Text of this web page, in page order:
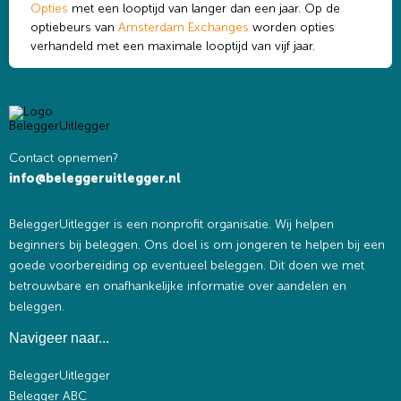
Opties met een looptijd van langer dan een jaar. Op de
optiebeurs van Amsterdam Exchanges worden opties
verhandeld met een maximale looptijd van vijf jaar.
Contact opnemen?
info@beleggeruitlegger.nl
BeleggerUitlegger is een nonprofit organisatie. Wij helpen
beginners bij beleggen. Ons doel is om jongeren te helpen bij een
goede voorbereiding op eventueel beleggen. Dit doen we met
betrouwbare en onafhankelijke informatie over aandelen en
beleggen.
Navigeer naar...
BeleggerUitlegger
Belegger ABC